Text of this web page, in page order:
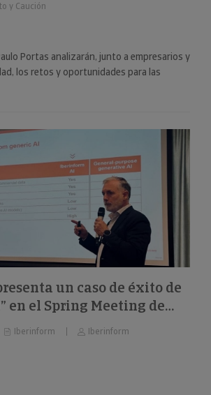
y Caución
Portas analizarán, junto a empresarios y
los retos y oportunidades para las
un caso de éxito de
en el Spring Meeting de
Iberinform Iberinform